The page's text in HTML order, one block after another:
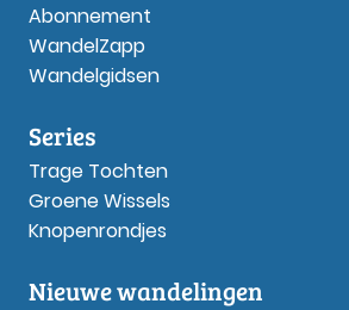
Abonnement
WandelZapp
Wandelgidsen
Series
Trage Tochten
Groene Wissels
Knopenrondjes
Nieuwe wandelingen